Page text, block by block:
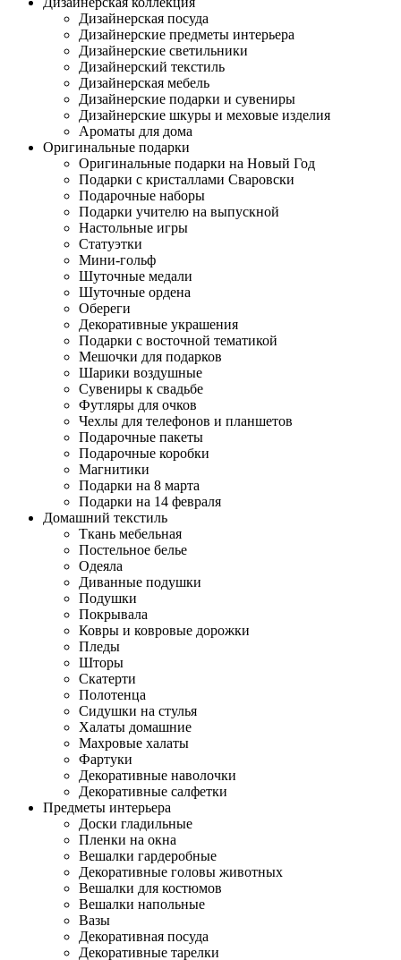
Дизайнерская посуда
Дизайнерские предметы интерьера
Дизайнерские светильники
Дизайнерский текстиль
Дизайнерская мебель
Дизайнерские подарки и сувениры
Дизайнерские шкуры и меховые изделия
Ароматы для дома
Оригинальные подарки
Оригинальные подарки на Новый Год
Подарки с кристаллами Сваровски
Подарочные наборы
Подарки учителю на выпускной
Настольные игры
Статуэтки
Мини-гольф
Шуточные медали
Шуточные ордена
Обереги
Декоративные украшения
Подарки с восточной тематикой
Мешочки для подарков
Шарики воздушные
Сувениры к свадьбе
Футляры для очков
Чехлы для телефонов и планшетов
Подарочные пакеты
Подарочные коробки
Магнитики
Подарки на 8 марта
Подарки на 14 февраля
Домашний текстиль
Ткань мебельная
Постельное белье
Одеяла
Диванные подушки
Подушки
Покрывала
Ковры и ковровые дорожки
Пледы
Шторы
Скатерти
Полотенца
Сидушки на стулья
Халаты домашние
Махровые халаты
Фартуки
Декоративные наволочки
Декоративные салфетки
Предметы интерьера
Доски гладильные
Пленки на окна
Вешалки гардеробные
Декоративные головы животных
Вешалки для костюмов
Вешалки напольные
Вазы
Декоративная посуда
Декоративные тарелки